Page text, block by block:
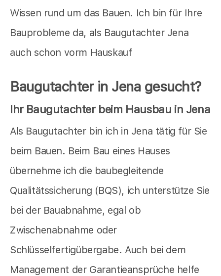
Wissen rund um das Bauen. Ich bin für Ihre
Bauprobleme da, als Baugutachter Jena
auch schon vorm Hauskauf
Baugutachter in Jena gesucht?
Ihr Baugutachter beim Hausbau in Jena
Als Baugutachter bin ich in Jena tätig für Sie
beim Bauen. Beim Bau eines Hauses
übernehme ich die baubegleitende
Qualitätssicherung (BQS), ich unterstütze Sie
bei der Bauabnahme, egal ob
Zwischenabnahme oder
Schlüsselfertigübergabe. Auch bei dem
Management der Garantieansprüche helfe